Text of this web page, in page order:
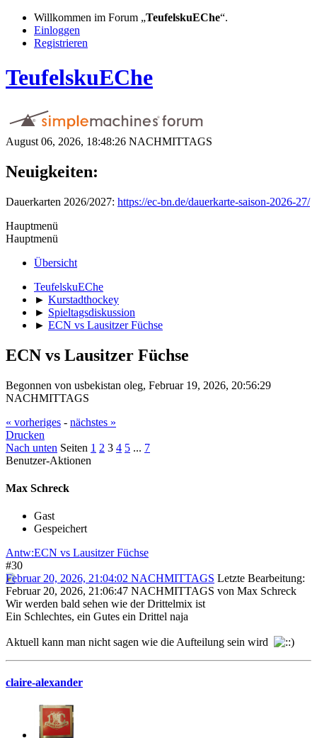
Willkommen im Forum „TeufelskuEChe“.
Einloggen
Registrieren
TeufelskuEChe
August 06, 2026, 18:48:26 NACHMITTAGS
Neuigkeiten:
Dauerkarten 2026/2027: https://ec-bn.de/dauerkarte-saison-2026-27/
Hauptmenü
Hauptmenü
Übersicht
TeufelskuEChe
► Kurstadthockey
► Spieltagsdiskussion
► ECN vs Lausitzer Füchse
ECN vs Lausitzer Füchse
Begonnen von usbekistan oleg, Februar 19, 2026, 20:56:29
NACHMITTAGS
« vorheriges - nächstes »
Drucken
Nach unten Seiten 1 2 3 4 5 ... 7
Benutzer-Aktionen
Max Schreck
Gast
Gespeichert
Antw:ECN vs Lausitzer Füchse
#30
Februar 20, 2026, 21:04:02 NACHMITTAGS Letzte Bearbeitung:
Februar 20, 2026, 21:06:47 NACHMITTAGS von Max Schreck
Wir werden bald sehen wie der Drittelmix ist
Ein Schlechtes, ein Gutes ein Drittel naja
Aktuell kann man nicht sagen wie die Aufteilung sein wird
claire-alexander